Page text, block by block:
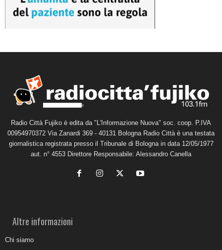
Radio Città Fujiko è edita da "L'Informazione Nuova" soc. coop. P.IVA
00954970372 Via Zanardi 369 - 40131 Bologna Radio Città è una testata
giornalistica registrata presso il Tribunale di Bologna in data 12/05/1977
aut. n° 4553 Direttore Responsabile: Alessandro Canella
Altre informazioni
Chi siamo